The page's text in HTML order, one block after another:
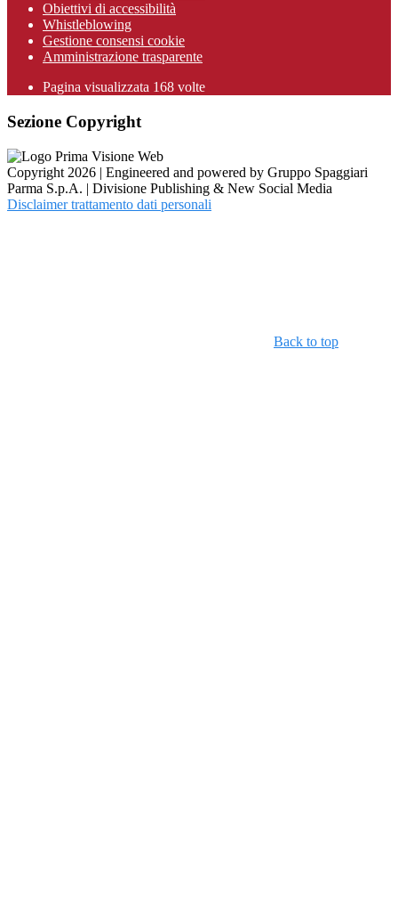
Obiettivi di accessibilità
Whistleblowing
Gestione consensi cookie
Amministrazione trasparente
Pagina visualizzata 168 volte
Sezione Copyright
Copyright 2026 | Engineered and powered by Gruppo Spaggiari
Parma S.p.A. | Divisione Publishing & New Social Media
Disclaimer trattamento dati personali
Back to top